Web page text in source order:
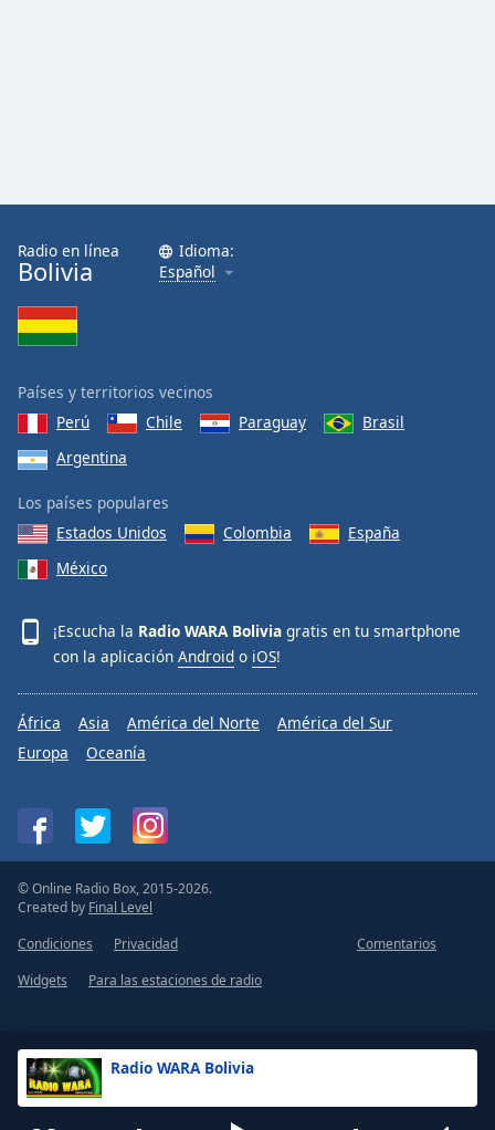
Radio WARA Bolivia
Radio en línea
Bolivia
Idioma:
Español
Países y territorios vecinos
Perú
Chile Paraguay
Brasil
Argentina
Los países populares
Estados Unidos
Colombia
España
México
¡Escucha la Radio WARA Bolivia gratis en tu smartphone
con la aplicación Android o iOS!
África Asia América del Norte
América del Sur
Europa
Oceanía
© Online Radio Box, 2015-2026.
Created by Final Level
Condiciones
Privacidad
Comentarios
Widgets
Para las estaciones de radio